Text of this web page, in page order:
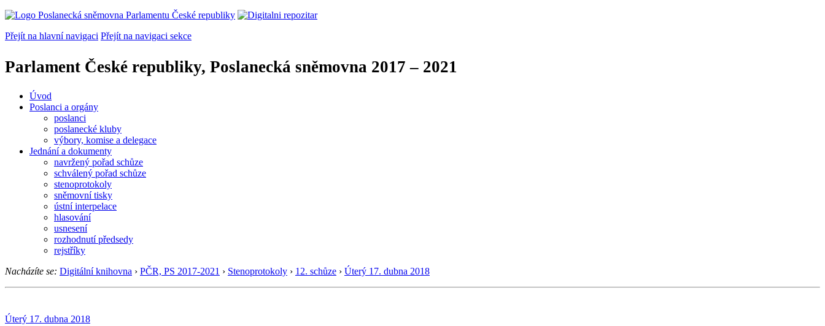
Přejít na hlavní navigaci Přejít na navigaci sekce
Parlament České republiky, Poslanecká sněmovna 2017 – 2021
Úvod
Poslanci a orgány
poslanci
poslanecké kluby
výbory, komise a delegace
Jednání a dokumenty
navržený pořad schůze
schválený pořad schůze
stenoprotokoly
sněmovní tisky
ústní interpelace
hlasování
usnesení
rozhodnutí předsedy
rejstříky
Nacházíte se: Digitální knihovna › PČR, PS 2017-2021 › Stenoprotokoly › 12. schůze › Úterý 17. dubna 2018
Úterý 17. dubna 2018